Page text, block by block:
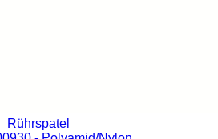
Rührspatel